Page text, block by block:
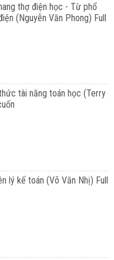
thợ điện học - Từ phổ
(Nguyễn Văn Phong) Full
tài năng toán học (Terry
lý kế toán (Võ Văn Nhị) Full